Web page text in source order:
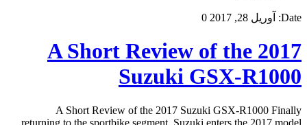
Date: آوریل 28, 2017 0
A Short Review of the 2017
Suzuki GSX-R1000
A Short Review of the 2017 Suzuki GSX-R1000 Finally
returning to the sportbike segment, Suzuki enters the 2017 model